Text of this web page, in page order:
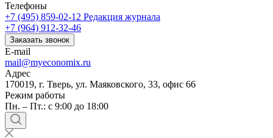
Телефоны
+7 (495) 859-02-12 Редакция журнала
+7 (964) 912-32-46
Заказать звонок
E-mail
mail@myeconomix.ru
Адрес
170019, г. Тверь, ул. Маяковского, 33, офис 66
Режим работы
Пн. – Пт.: с 9:00 до 18:00